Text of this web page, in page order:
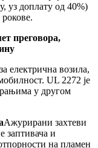
уз доплату од 40%)
преговора,
електрична возила,
UL 2272 је
у другом
Ажурирани захтеви
заптивача и
на пламен